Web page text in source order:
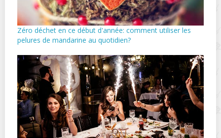
Zéro déchet en ce début d'année: comment utiliser les
pelures de mandarine au quotidien?